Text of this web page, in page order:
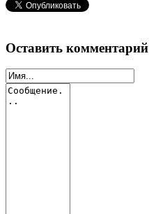
Оставить комментарий